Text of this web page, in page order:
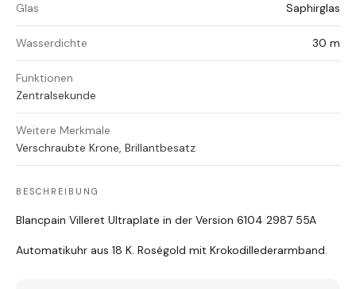
Glas Saphirglas
Wasserdichte 30 m
Funktionen
Zentralsekunde
Weitere Merkmale
Verschraubte Krone, Brillantbesatz
BESCHREIBUNG
Blancpain Villeret Ultraplate in der Version 6104 2987 55A
Automatikuhr aus 18 K. Roségold mit Krokodillederarmband.